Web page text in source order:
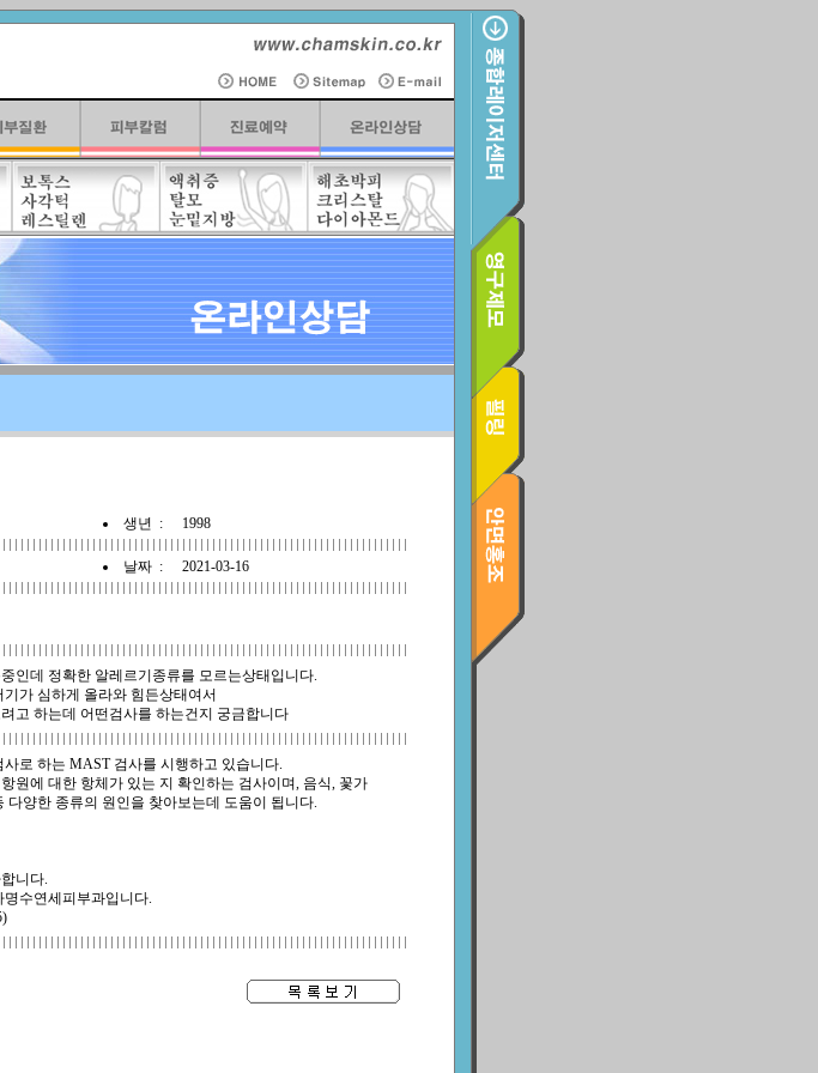
생년 : 1998
날짜 : 2021-03-16
인데 정확한 알레르기종류를 모르는상태입니다.
가 심하게 올라와 힘든상태여서
고 하는데 어떤검사를 하는건지 궁금합니다
로 하는 MAST 검사를 시행하고 있습니다.
원에 대한 항체가 있는 지 확인하는 검사이며, 음식, 꽃가
다양한 종류의 원인을 찾아보는데 도움이 됩니다.
니다.
수연세피부과입니다.